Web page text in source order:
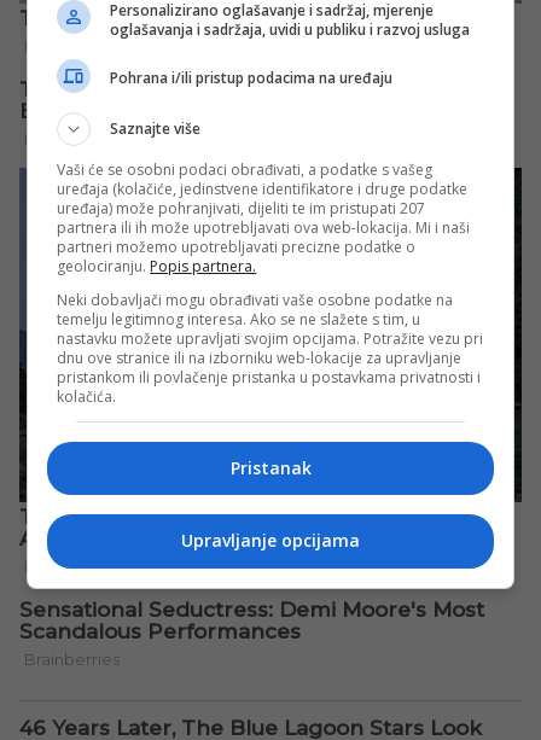
Personalizirano oglašavanje i sadržaj, mjerenje
oglašavanja i sadržaja, uvidi u publiku i razvoj usluga
Pohrana i/ili pristup podacima na uređaju
Saznajte više
Vaši će se osobni podaci obrađivati, a podatke s vašeg
uređaja (kolačiće, jedinstvene identifikatore i druge podatke
uređaja) može pohranjivati, dijeliti te im pristupati 207
partnera ili ih može upotrebljavati ova web-lokacija. Mi i naši
partneri možemo upotrebljavati precizne podatke o
geolociranju. Popis partnera.
Neki dobavljači mogu obrađivati vaše osobne podatke na
temelju legitimnog interesa. Ako se ne slažete s tim, u
nastavku možete upravljati svojim opcijama. Potražite vezu pri
dnu ove stranice ili na izborniku web-lokacije za upravljanje
pristankom ili povlačenje pristanka u postavkama privatnosti i
kolačića.
Pristanak
Upravljanje opcijama